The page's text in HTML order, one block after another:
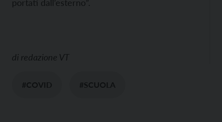
portati dall’esterno”.
di redazione VT
#COVID #SCUOLA